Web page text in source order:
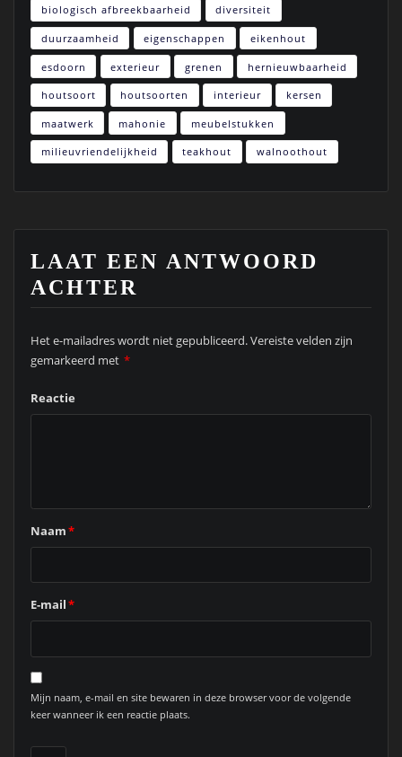
biologisch afbreekbaarheid diversiteit
duurzaamheid eigenschappen eikenhout
esdoorn exterieur grenen hernieuwbaarheid
houtsoort houtsoorten interieur kersen
maatwerk mahonie meubelstukken
milieuvriendelijkheid teakhout walnoothout
LAAT EEN ANTWOORD
ACHTER
Het e-mailadres wordt niet gepubliceerd.Vereiste velden zijn
gemarkeerd met *
Reactie
Naam*
E-mail*
Mijn naam, e-mail en site bewaren in deze browser voor de volgende
keer wanneer ik een reactie plaats.